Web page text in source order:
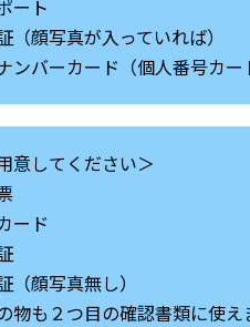
ート
（顔写真が入っていれば）
ンバーカード（個人番号カー
意してください＞
ード
（顔写真無し）
物も２つ目の確認書類に使え